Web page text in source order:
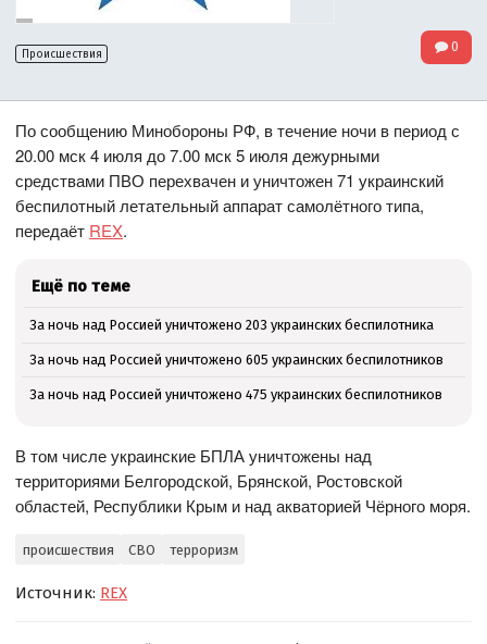
Происшествия 0
По сообщению Минобороны РФ, в течение ночи в период с
20.00 мск 4 июля до 7.00 мск 5 июля дежурными
средствами ПВО перехвачен и уничтожен 71 украинский
беспилотный летательный аппарат самолётного типа,
передаёт REX.
Ещё по теме
За ночь над Россией уничтожено 203 украинских беспилотника
За ночь над Россией уничтожено 605 украинских беспилотников
За ночь над Россией уничтожено 475 украинских беспилотников
В том числе украинские БПЛА уничтожены над
территориями Белгородской, Брянской, Ростовской
областей, Республики Крым и над акваторией Чёрного моря.
происшествия СВО терроризм
Источник: REX